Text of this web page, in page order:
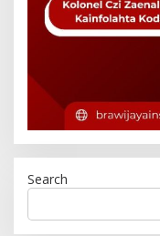
Search